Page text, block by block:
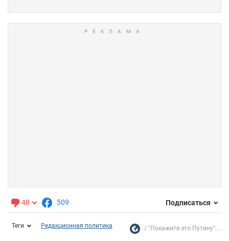
48 509 Подписаться
Теги Редакционная политика "Покажите это Путину":...